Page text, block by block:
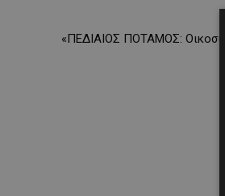
«ΠΕΔΙΑΙΟΣ ΠΟΤΑΜΟΣ: